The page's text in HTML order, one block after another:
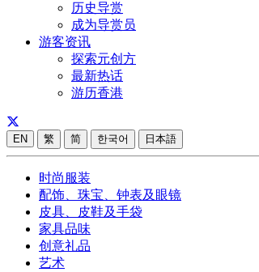
历史导赏
成为导赏员
游客资讯
探索元创方
最新热话
游历香港
EN 繁 简 한국어 日本語
时尚服装
配饰、珠宝、钟表及眼镜
皮具、皮鞋及手袋
家具品味
创意礼品
艺术